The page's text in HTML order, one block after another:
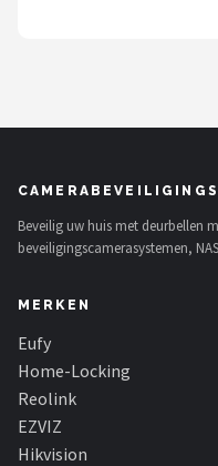
ieGeek
Alle merken →
Beveilig uw huis met deurbellen
beveiligingscamerasystemen,
MERKEN
Eufy
Home-Locking
Reolink
EZVIZ
Hikvision